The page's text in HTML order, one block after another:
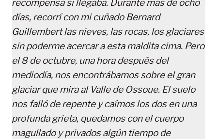
recompensa si llegaba. Durante más de ocho
días, recorrí con mi cuñado Bernard
Guillembert las nieves, las rocas, los glaciares
sin poderme acercar a esta maldita cima. Pero
el 8 de octubre, una hora después del
mediodía, nos encontrábamos sobre el gran
glaciar que mira al Valle de Ossoue. El suelo
nos falló de repente y caímos los dos en una
profunda grieta, quedamos con el cuerpo
magullado y privados algún tiempo de